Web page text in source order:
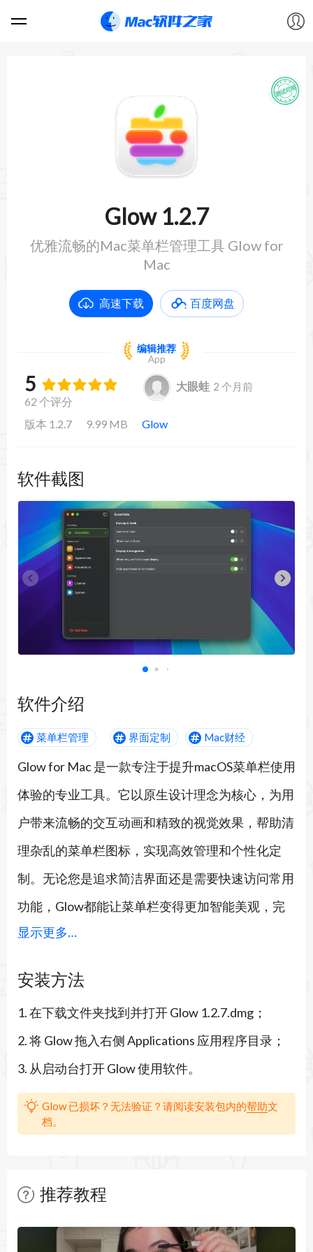
Glow 1.2.7
优雅流畅的Mac菜单栏管理工具 Glow for
Mac
高速下载 百度网盘
编辑推荐
App
5
62 个评分
大眼蛙 2 个月前
版本 1.2.7 9.99 MB Glow
软件截图
Glow截图1
软件介绍
菜单栏管理 界面定制 Mac财经
Glow for Mac 是一款专注于提升macOS菜单栏使用
体验的专业工具。它以原生设计理念为核心，为用
户带来流畅的交互动画和精致的视觉效果，帮助清
理杂乱的菜单栏图标，实现高效管理和个性化定
制。无论您是追求简洁界面还是需要快速访问常用
功能，Glow都能让菜单栏变得更加智能美观，完
美适配macOS Tahoe系统。
1. 提供丝滑的菜单栏动画效果，让图标显示和隐藏
过程自然流畅，带来沉浸式使用感受。
2. 支持自适应视觉设计，根据系统主题自动调整样
式，保持与macOS原生界面高度一致。
3. 智能图标管理功能，可轻松隐藏、显示或重新排
列菜单栏项目，减少视觉 clutter。
快捷访问设置，满足不同用户需求。
性能稳定。
显示更多…
安装方法
1. 在下载文件夹找到并打开 Glow 1.2.7.dmg；
2. 将 Glow 拖入右侧 Applications 应用程序目录；
3. 从启动台打开 Glow 使用软件。
Glow 已损坏？无法验证？请阅读安装包内的帮助文
档。
推荐教程
暂无文章